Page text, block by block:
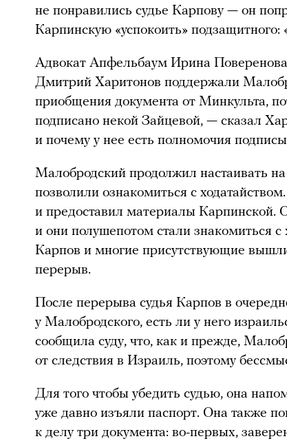
не понравились судье Карпову — он
Карпинскую «успокоить» подзащитного:
Адвокат Апфельбаум Ирина
Дмитрий Харитонов поддержали
приобщения документа от Минкульта,
подписано некой Зайцевой, — сказал
и почему у нее есть полномочия
Малобродский продолжил настаивать
позволили ознакомиться с
и предоставил материалы Карпинской.
и они полушепотом стали знакомиться с
Карпов и многие присутствующие
перерыв.
После перерыва судья Карпов в
у Малобродского, есть ли у него
сообщила суду, что, как и прежде,
от следствия в Израиль, поэтому
Для того чтобы убедить судью, она
уже давно изъяли паспорт. Она также
к делу три документа: во-первых,